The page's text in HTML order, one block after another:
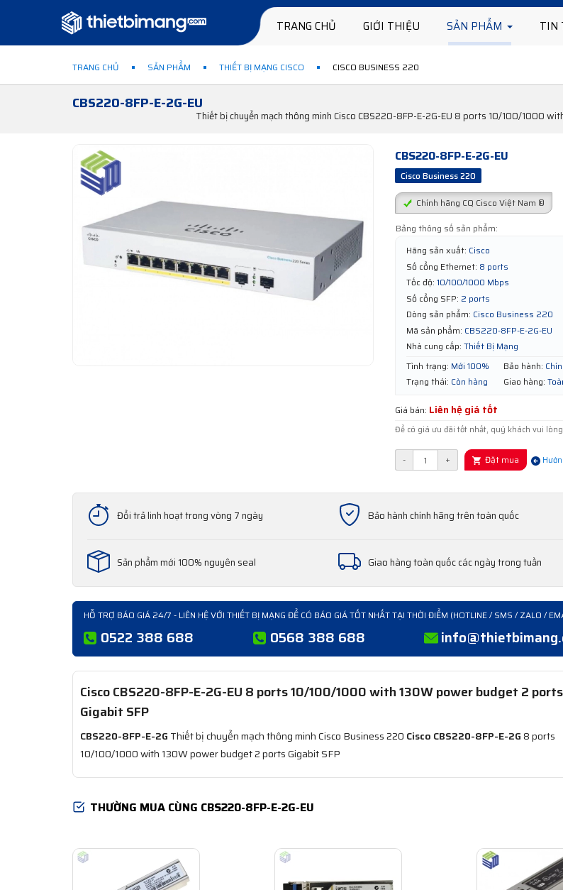
TRANG CHỦ GIỚI THIỆU SẢN PHẨM TIN
TRANG CHỦ SẢN PHẨM THIẾT BỊ MẠNG CISCO CISCO BUSINESS 220
CBS220-8FP-E-2G-EU
Thiết bị chuyển mạch thông minh Cisco CBS220-8FP-E-2G-EU 8 ports 10/100/1000
CBS220-8FP-E-2G-EU
Cisco Business 220
Chính hãng CQ Cisco Việt Nam ®
Bảng thông số sản phẩm:
Hãng sản xuất: Cisco
Số cổng Ethernet: 8 ports
Tốc độ: 10/100/1000 Mbps
Số cổng SFP: 2 ports
Dòng sản phẩm: Cisco Business 220
Mã sản phẩm: CBS220-8FP-E-2G-EU
Nhà cung cấp: Thiết Bị Mạng
Tình trạng: Mới 100% Bảo hành:
Trạng thái: Còn hàng Giao hàng:
Giá bán: Liên hệ giá tốt
Để có giá ưu đãi tốt nhất, quý khách vui
- + Đặt mua
Đổi trả linh hoạt trong vòng 7 ngày Bảo hành chính hãng trên toàn quốc
Sản phẩm mới 100% nguyên seal Giao hàng toàn quốc các ngày trong tuần
HỖ TRỢ BÁO GIÁ 24/7 - LIÊN HỆ VỚI THIẾT BỊ MẠNG ĐỂ CÓ BÁO GIÁ TỐT NHẤT TẠI THỜI ĐIỂM (HOTLINE / SMS / ZALO /
0522 388 688 0568 388 688
Cisco CBS220-8FP-E-2G-EU 8 ports 10/100/1000 with 130W power budget 2 ports
Gigabit SFP
CBS220-8FP-E-2G Thiết bị chuyển mạch thông minh Cisco Business 220 Cisco CBS220-8FP-E-2G8 ports
10/100/1000 with 130W power budget 2 ports Gigabit SFP
THƯỜNG MUA CÙNG CBS220-8FP-E-2G-EU